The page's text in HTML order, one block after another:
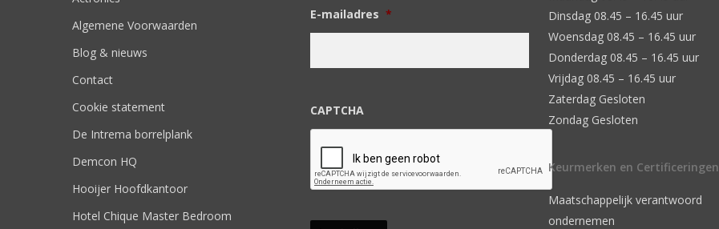
Algemene Voorwaarden
Blog & nieuws
Contact
Cookie statement
De Intrema borrelplank
Demcon HQ
Hooijer Hoofdkantoor
Hotel Chique Master Bedroom
E-mailadres *
CAPTCHA
Dinsdag 08.45 – 16.45 uur
Woensdag 08.45 – 16.45 uur
Donderdag 08.45 – 16.45 uur
Vrijdag 08.45 – 16.45 uur
Zaterdag Gesloten
Zondag Gesloten
Keurmerken en Certificeringen
Maatschappelijk verantwoord
ondernemen